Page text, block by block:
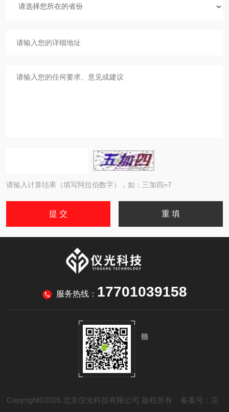
请输入计算结果（填写阿拉伯数字），如：三加四=7
服务热线： 17701039158
Copyright©2026 北京仪光科技有限公司 版权所有 备案号：京